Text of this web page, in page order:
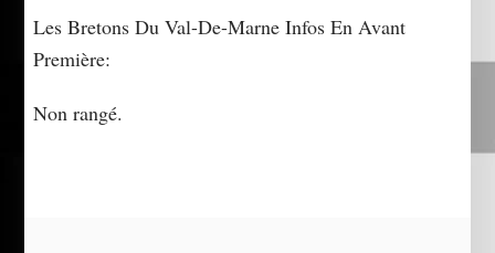
Les Bretons Du Val-De-Marne Infos En Avant
Première:
Non rangé.